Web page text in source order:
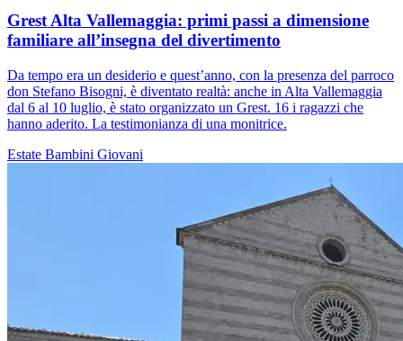
Grest Alta Vallemaggia: primi passi a dimensione
familiare all’insegna del divertimento
Da tempo era un desiderio e quest’anno, con la presenza del parroco
don Stefano Bisogni, è diventato realtà: anche in Alta Vallemaggia
dal 6 al 10 luglio, è stato organizzato un Grest. 16 i ragazzi che
hanno aderito. La testimonianza di una monitrice.
Estate Bambini Giovani